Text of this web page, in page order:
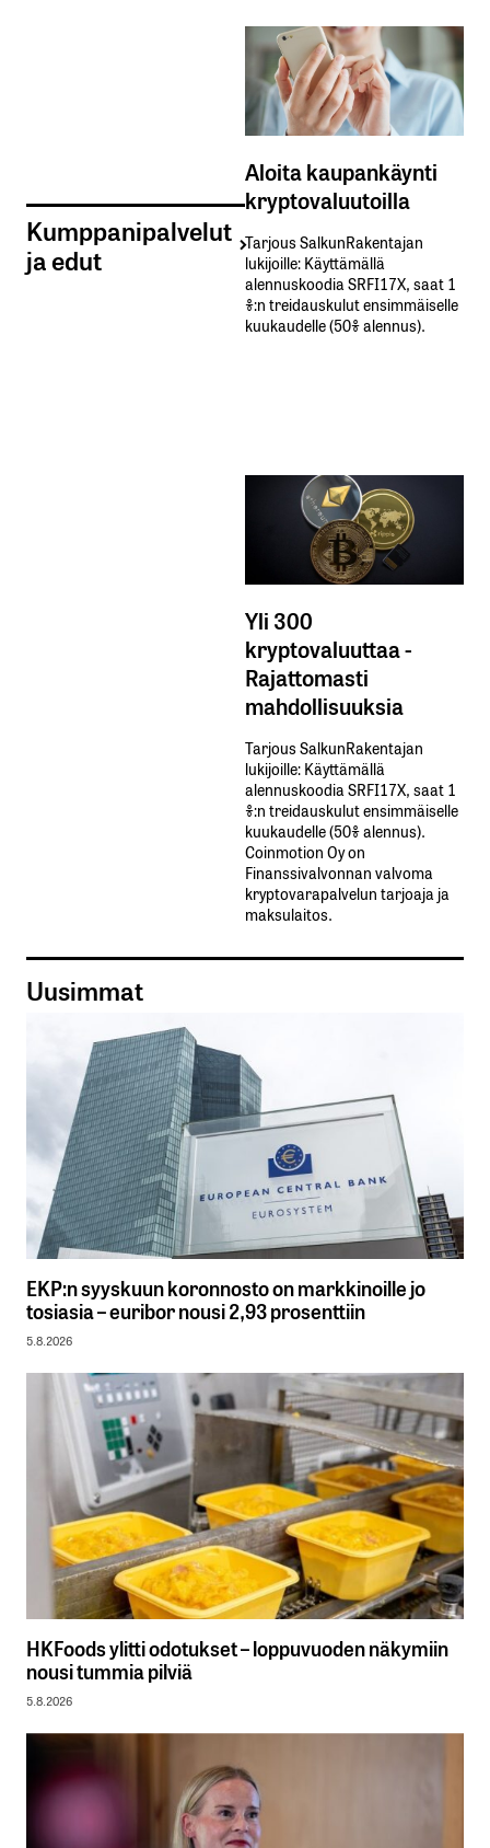
Kumppanipalvelut
ja edut
Aloita kaupankäynti
kryptovaluutoilla
Tarjous SalkunRakentajan
lukijoille: Käyttämällä​ ​
alennuskoodia​ ​SRFI17X,​ ​saat​ ​1
%:n treidauskulut​ ​ensimmäiselle​ ​
kuukaudelle​ ​(50%​ ​alennus).
Yli 300
kryptovaluuttaa -
Rajattomasti
mahdollisuuksia
Tarjous SalkunRakentajan
lukijoille: Käyttämällä​ ​
alennuskoodia​ ​SRFI17X,​ ​saat​ ​1
%:n treidauskulut​ ​ensimmäiselle​ ​
kuukaudelle​ ​(50%​ ​alennus).
Coinmotion Oy on
Finanssivalvonnan valvoma
kryptovarapalvelun tarjoaja ja
maksulaitos.
Uusimmat
EKP:n syyskuun koronnosto on markkinoille jo
tosiasia – euribor nousi 2,93 prosenttiin
5.8.2026
HKFoods ylitti odotukset – loppuvuoden näkymiin
nousi tummia pilviä
5.8.2026